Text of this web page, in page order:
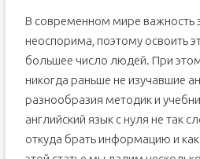
В современном мире важность
неоспорима, поэтому освоить
большее число людей. При
никогда раньше не изучавшие
разнообразия методик и
английский язык с нуля не так
откуда брать информацию и